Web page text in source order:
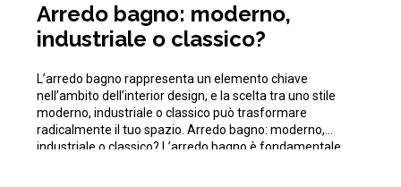
Arredo bagno: moderno,
industriale o classico?
L’arredo bagno rappresenta un elemento chiave
nell’ambito dell’interior design, e la scelta tra uno stile
moderno, industriale o classico può trasformare
radicalmente il tuo spazio. Arredo bagno: moderno,
industriale o classico? L’arredo bagno è fondamentale